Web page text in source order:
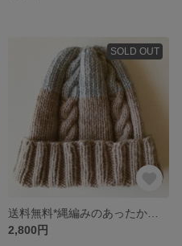
SOLD OUT
2,800円